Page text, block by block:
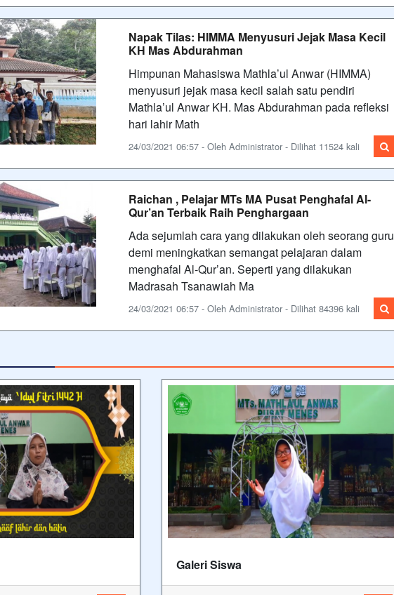
Napak Tilas: HIMMA Menyusuri Jejak Masa Kecil
KH Mas Abdurahman
Himpunan Mahasiswa Mathla’ul Anwar (HIMMA)
menyusuri jejak masa kecil salah satu pendiri
Mathla’ul Anwar KH. Mas Abdurahman pada refleksi
hari lahir Math
24/03/2021 06:57 - Oleh Administrator - Dilihat 11524 kali
Raichan , Pelajar MTs MA Pusat Penghafal Al-
Qur’an Terbaik Raih Penghargaan
Ada sejumlah cara yang dilakukan oleh seorang guru
demi meningkatkan semangat pelajaran dalam
menghafal Al-Qur’an. Seperti yang dilakukan
Madrasah Tsanawiah Ma
24/03/2021 06:57 - Oleh Administrator - Dilihat 84396 kali
Galeri Siswa